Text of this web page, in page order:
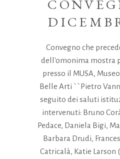
Convegno che
dell'omonima mostra
presso il MUSA,
Belle Arti ``Pietro
seguito dei saluti
intervenuti: Bruno
Pedace, Daniela Bigi,
Barbara Drudi,
Catricalà, Katie Larson